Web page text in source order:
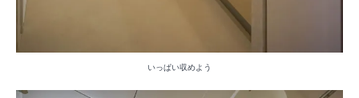
いっぱい収めよう